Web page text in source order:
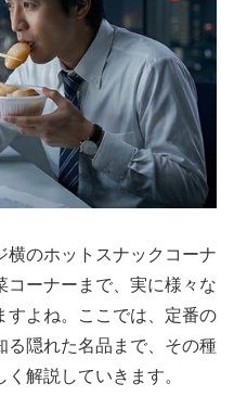
横のホットスナックコーナ
コーナーまで、実に様々な
すよね。ここでは、定番の
る隠れた名品まで、その種
解説していきます。